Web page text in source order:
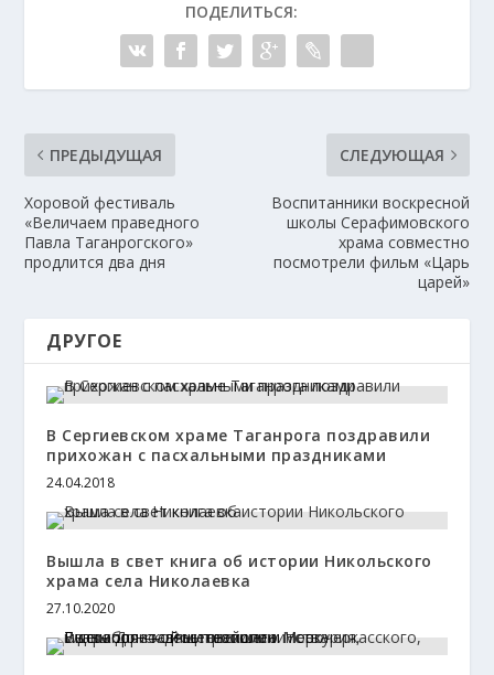
ПОДЕЛИТЬСЯ:
ПРЕДЫДУЩАЯ
Хоровой фестиваль
«Величаем праведного
Павла Таганрогского»
продлится два дня
СЛЕДУЮЩАЯ
Воспитанники воскресной
школы Серафимовского
храма совместно
посмотрели фильм «Царь
царей»
ДРУГОЕ
В Сергиевском храме Таганрога поздравили
прихожан с пасхальными праздниками
24.04.2018
Вышла в свет книга об истории Никольского
храма села Николаевка
27.10.2020